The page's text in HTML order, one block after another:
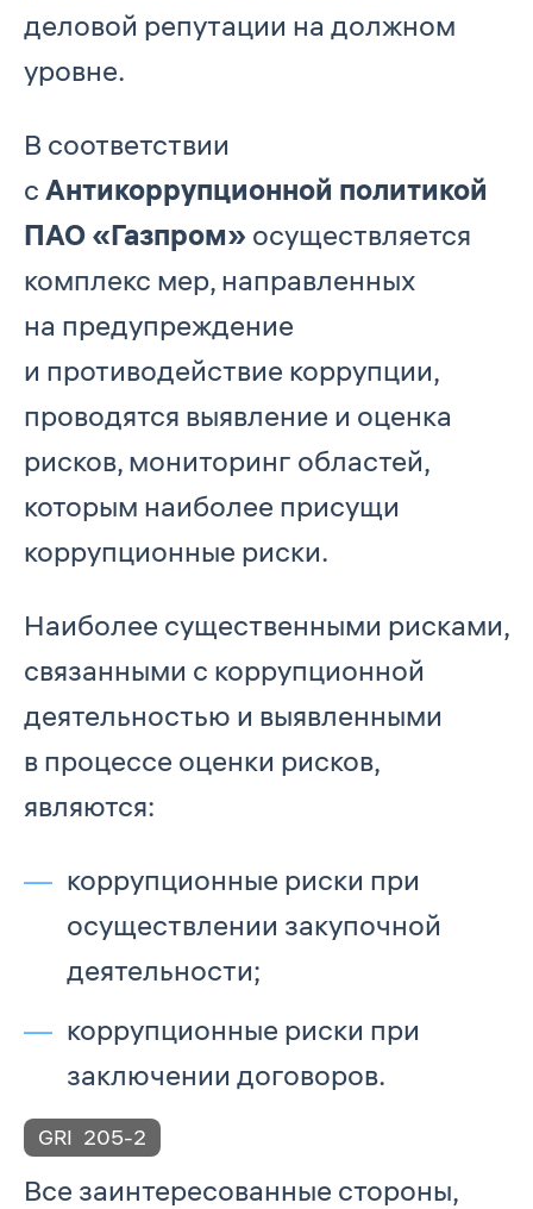
деловой репутации на должном
уровне.
В соответствии
с Антикоррупционной политикой
ПАО «Газпром» осуществляется
комплекс мер, направленных
на предупреждение
и противодействие коррупции,
проводятся выявление и оценка
рисков, мониторинг областей,
которым наиболее присущи
коррупционные риски.
Наиболее существенными рисками,
связанными с коррупционной
деятельностью и выявленными
в процессе оценки рисков,
являются:
коррупционные риски при
осуществлении закупочной
деятельности;
коррупционные риски при
заключении договоров.
GRI 205-2
Все заинтересованные стороны,